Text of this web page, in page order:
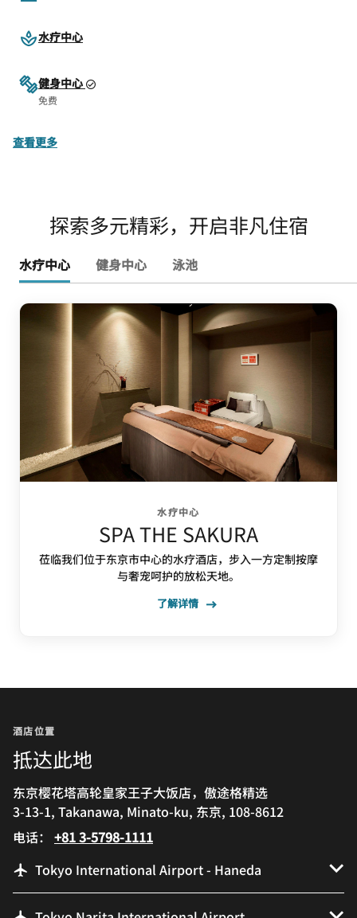
水疗中心
健身中心
免费
查看更多
探索多元精彩，开启非凡住宿
水疗中心 健身中心 泳池
水疗中心
SPA THE SAKURA
莅临我们位于东京市中心的水疗酒店，步入一方定制按摩
与奢宠呵护的放松天地。
了解详情
酒店位置
抵达此地
东京樱花塔高轮皇家王子大饭店，傲途格精选
3-13-1, Takanawa, Minato-ku, 东京, 108-8612
电话： +81 3-5798-1111
Tokyo International Airport - Haneda